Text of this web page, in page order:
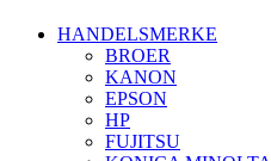
HANDELSMERKE
BROER
KANON
EPSON
HP
FUJITSU